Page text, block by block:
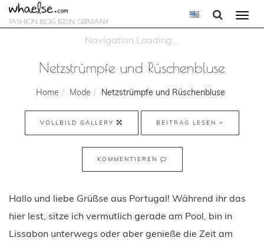
FASHION BLOG BERLIN GERMANY
Netzstrümpfe und Rüschenbluse
Home Mode Netzstrümpfe und Rüschenbluse
VOLLBILD GALLERY BEITRAG LESEN
KOMMENTIEREN
Hallo und liebe Grüßse aus Portugal! Während ihr das
hier lest, sitze ich vermutlich gerade am Pool, bin in
Lissabon unterwegs oder aber genieße die Zeit am